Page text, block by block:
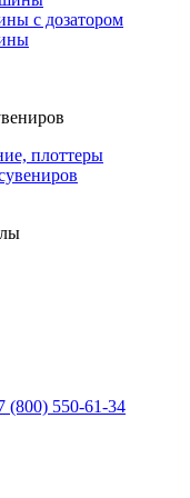
с дозатором
плоттеры
(800) 550-61-34